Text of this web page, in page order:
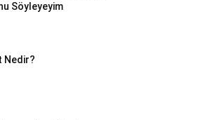
Söyleyeyim
Nedir?